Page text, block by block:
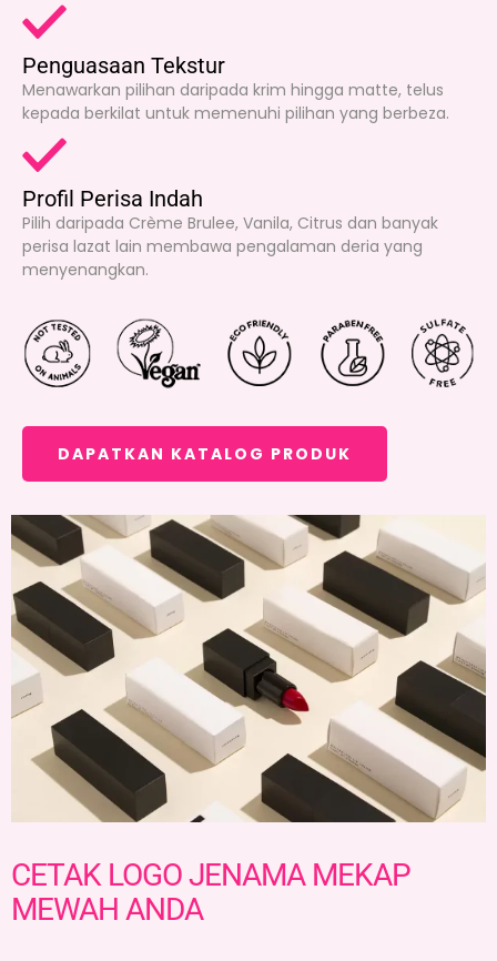
Penguasaan Tekstur
Menawarkan pilihan daripada krim hingga matte, telus
kepada berkilat untuk memenuhi pilihan yang berbeza.
Profil Perisa Indah
Pilih daripada Crème Brulee, Vanila, Citrus dan banyak
perisa lazat lain membawa pengalaman deria yang
menyenangkan.
DAPATKAN KATALOG PRODUK
CETAK LOGO JENAMA MEKAP
MEWAH ANDA